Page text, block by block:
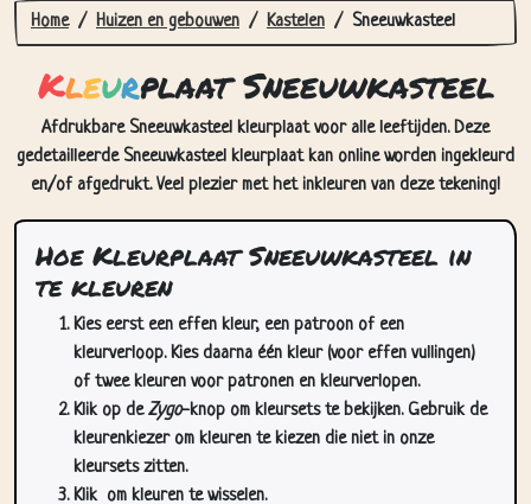
Home Huizen en gebouwen Kastelen Sneeuwkasteel
Kleurplaat Sneeuwkasteel
Afdrukbare Sneeuwkasteel kleurplaat voor alle leeftijden. Deze
gedetailleerde Sneeuwkasteel kleurplaat kan online worden ingekleurd
en/of afgedrukt. Veel plezier met het inkleuren van deze tekening!
Hoe Kleurplaat Sneeuwkasteel in
te kleuren
Kies eerst een effen kleur, een patroon of een
kleurverloop. Kies daarna één kleur (voor effen vullingen)
of twee kleuren voor patronen en kleurverlopen.
Klik op deZygo-knop om kleursets te bekijken. Gebruik de
kleurenkiezer om kleuren te kiezen die niet in onze
kleursets zitten.
Klik om kleuren te wisselen.